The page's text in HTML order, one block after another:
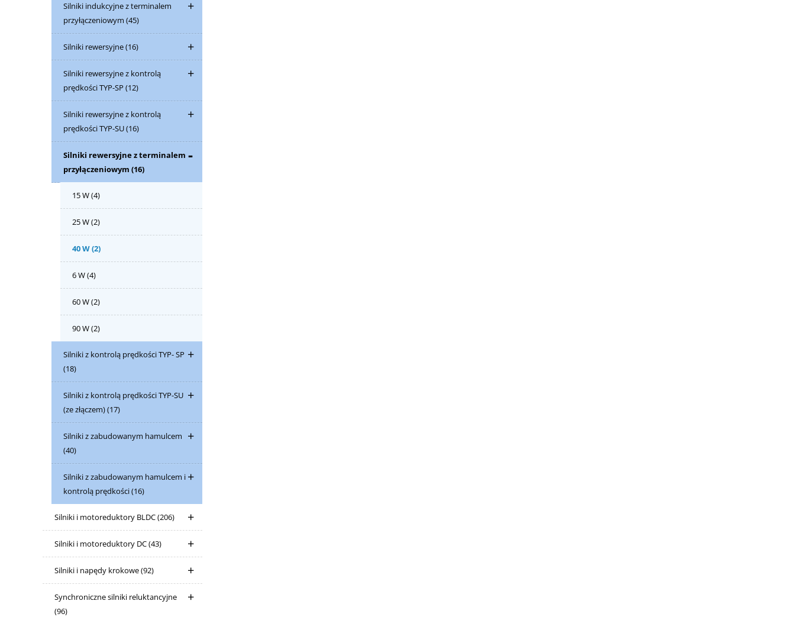
Silniki indukcyjne z terminalem
przyłączeniowym (45)
Silniki rewersyjne(16)
Silniki rewersyjne z kontrolą
prędkości TYP-SP (12)
Silniki rewersyjne z kontrolą
prędkości TYP-SU(16)
Silniki rewersyjne z terminalem
przyłączeniowym (16)
15 W(4)
25 W(2)
40 W(2)
6 W(4)
60 W(2)
90 W(2)
Silniki z kontrolą prędkości TYP- SP
(18)
Silniki z kontrolą prędkości TYP-SU
(ze złączem)(17)
Silniki z zabudowanym hamulcem
(40)
Silniki z zabudowanym hamulcem i
kontrolą prędkości(16)
Silniki i motoreduktory BLDC(206)
Silniki i motoreduktory DC(43)
Silniki i napędy krokowe(92)
Synchroniczne silniki reluktancyjne
(96)